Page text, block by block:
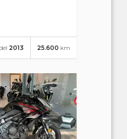
25.600 km
2013